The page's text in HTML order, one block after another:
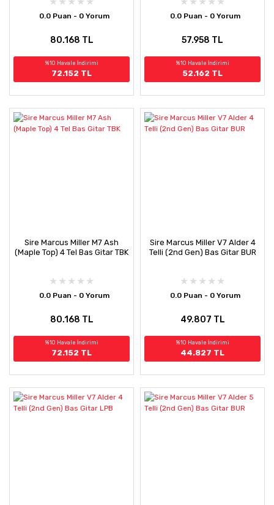
0.0 Puan - 0 Yorum
80.168 TL
%10 Havale İndirimi
72.152 TL
0.0 Puan - 0 Yorum
57.958 TL
%10 Havale İndirimi
52.162 TL
Sire Marcus Miller M7 Ash
(Maple Top) 4 Tel Bas Gitar TBK
0.0 Puan - 0 Yorum
80.168 TL
%10 Havale İndirimi
72.152 TL
Sire Marcus Miller V7 Alder 4
Telli (2nd Gen) Bas Gitar BUR
0.0 Puan - 0 Yorum
49.807 TL
%10 Havale İndirimi
44.827 TL